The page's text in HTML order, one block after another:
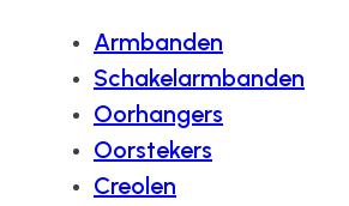
Armbanden
Schakelarmbanden
Oorhangers
Oorstekers
Creolen